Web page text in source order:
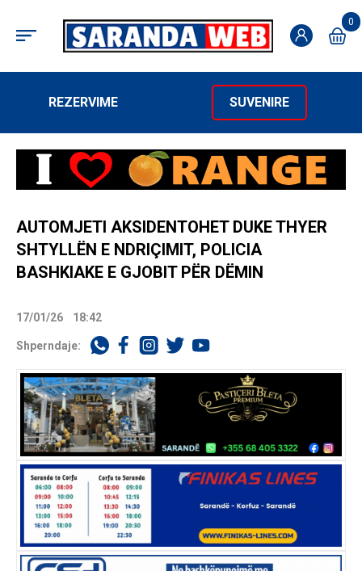
0
REZERVIME SUVENIRE
AUTOMJETI AKSIDENTOHET DUKE THYER
SHTYLLËN E NDRIÇIMIT, POLICIA
BASHKIAKE E GJOBIT PËR DËMIN
17/01/26 18:42
Shperndaje: